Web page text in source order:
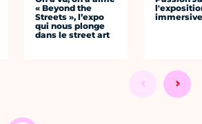
« Beyond the
Streets », l’expo
qui nous plonge
dans le street art